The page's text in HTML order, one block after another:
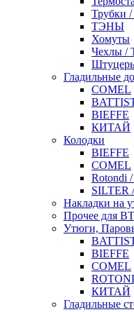
Трубки
ТЭНЫ
Хомуты
Чехлы /
Гладильные
COMEL
BIEFFE
КИТАЙ
Колодки
BIEFFE
COMEL
Rotondi
Накладки на
Прочее для
Утюги,
BIEFFE
COMEL
КИТАЙ
Гладильные